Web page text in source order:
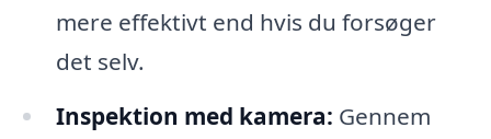
mere effektivt end hvis du forsøger
det selv.
Inspektion med kamera: Gennem